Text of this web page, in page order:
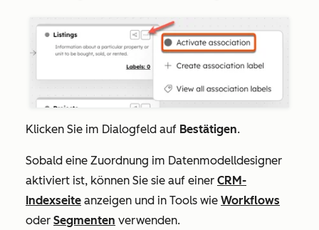
Klicken Sie im Dialogfeld auf Bestätigen.
Sobald eine Zuordnung im Datenmodelldesigner
aktiviert ist, können Sie sie auf einer CRM-
Indexseite anzeigen und in Tools wie Workflows
oder Segmenten verwenden.